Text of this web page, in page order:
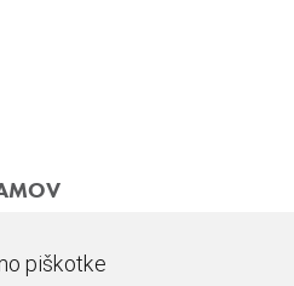
piškotke